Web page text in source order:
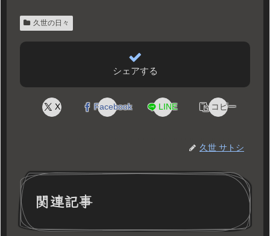
久世の日々
シェアする
X Facebook LINE コピー
久世 サトシ
関連記事